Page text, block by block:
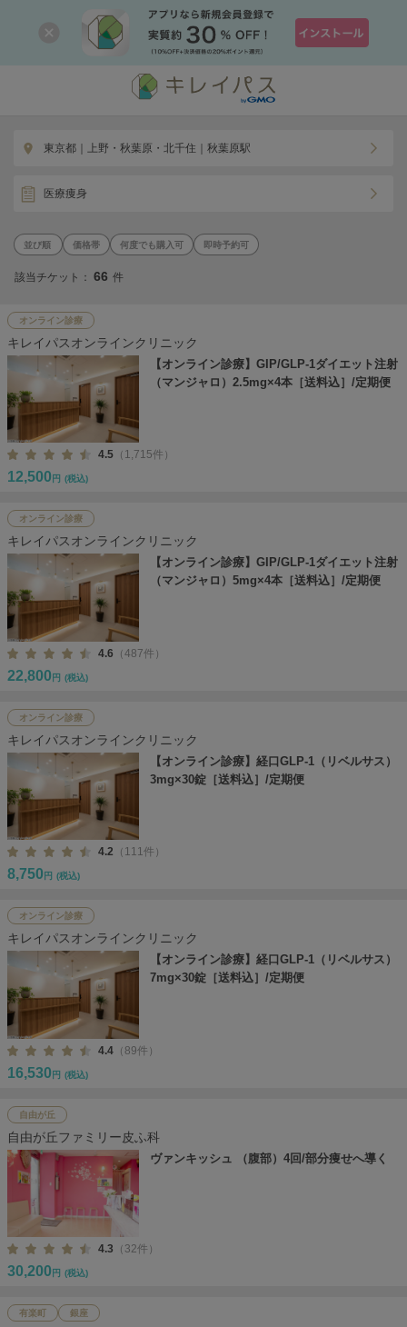
東京都｜上野・秋葉原・北千住｜秋葉原駅
医療痩身
価格帯 何度でも購入可 即時予約可
該当チケット： 66 件
オンライン診療
キレイパスオンラインクリニック
【オンライン診療】GIP/GLP-1ダイエット注射
（マンジャロ）2.5mg×4本［送料込］/定期便
4.5 （1,715件）
12,500 円 (税込)
オンライン診療
キレイパスオンラインクリニック
【オンライン診療】GIP/GLP-1ダイエット注射
（マンジャロ）5mg×4本［送料込］/定期便
4.6 （487件）
22,800 円 (税込)
オンライン診療
キレイパスオンラインクリニック
【オンライン診療】経口GLP-1（リベルサス）
3mg×30錠［送料込］/定期便
4.2 （111件）
8,750 円 (税込)
オンライン診療
キレイパスオンラインクリニック
【オンライン診療】経口GLP-1（リベルサス）
7mg×30錠［送料込］/定期便
4.4 （89件）
16,530 円 (税込)
自由が丘
自由が丘ファミリー皮ふ科
ヴァンキッシュ （腹部）4回/部分痩せへ導く
4.3 （32件）
30,200 円 (税込)
有楽町 銀座